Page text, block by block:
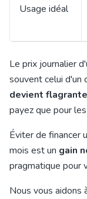
Usage idéal
Le prix journalier
souvent celui d'un
devient
payez que pour
Éviter de financer
mois est un gain
pragmatique pour
Nous vous aidons